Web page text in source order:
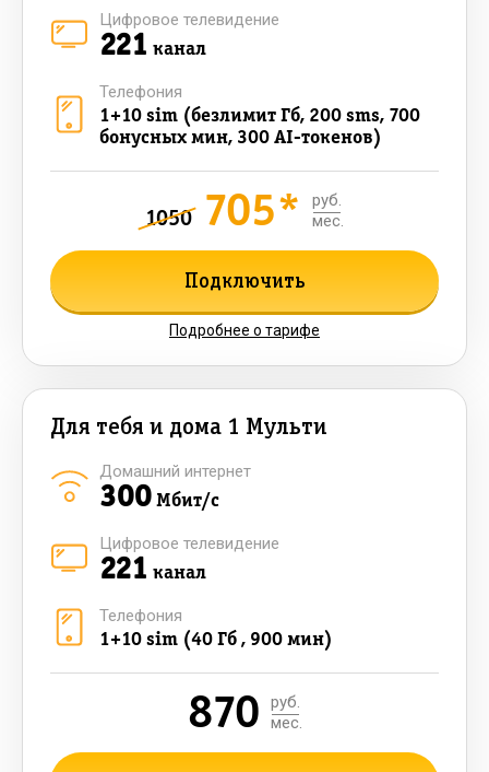
221 канал
Цифровое телевидение
1+10 sim (безлимит Гб, 200 sms, 700
бонусных мин, 300 AI-токенов)
Телефония
1050 705*
руб.
мес.
Подключить
Подробнее о тарифе
Для тебя и дома 1 Мульти
300Мбит/с
Домашний интернет
221 канал
Цифровое телевидение
1+10 sim (40 Гб , 900 мин)
Телефония
870
руб.
мес.